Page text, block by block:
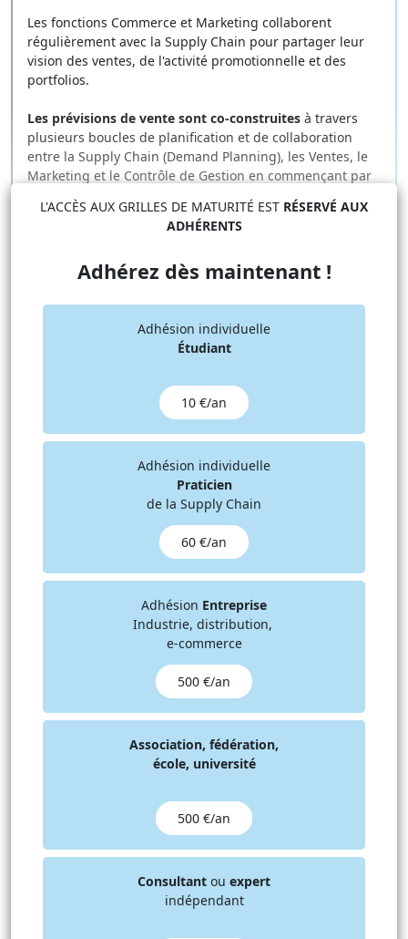
Les fonctions Commerce et Marketing collaborent
régulièrement avec la Supply Chain pour partager leur
vision des ventes, de l'activité promotionnelle et des
portfolios.
Les prévisions de vente sont co-construites à travers
plusieurs boucles de planification et de collaboration
entre la Supply Chain (Demand Planning), les Ventes, le
Marketing et le Contrôle de Gestion en commençant par
Product Review
(validation du portefeuille de
produits et des promotions), suivie d'une Demand
(validation des volumes), d'une
Reconciliation Review (valorisation) et, en fin de mois,
sur les risques et opportunités).
pour réduire les écarts Prévisions/Réalisations. Ils
s'impliquent clairement et contribuent véritablement à
l'amélioration de la visibilité de la demande.
(10 points)
Dans ce processus collaboratif, les prévisions de vente
sont analysées tout au long ducycle de vie des produits
horizon de 1 à 5 ans avec restitution des performances
fiabilité des prévisions de vente
biais des prévisions de vente
comparaison n-1
impact promotions et nouveaux produits
alignement budgétaire
(5 points, soit 1 point par item)
© 2026 Supply Chain +
Tous droits réservés
Version
2025
L'ACCÈS AUX GRILLES DE MATURITÉ EST RÉSERVÉ AUX
ADHÉRENTS
Adhérez dès maintenant !
Adhésion individuelle
Étudiant
10 €/an
Adhésion individuelle
Praticien
de la Supply Chain
60 €/an
Adhésion Entreprise
Industrie, distribution,
e-commerce
500 €/an
Association, fédération,
école, université
500 €/an
Consultant ou expert
indépendant